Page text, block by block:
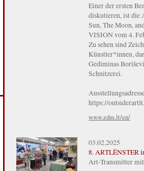
Einer der ersten
diskutieren, ist die
Sun, The Moon,
VISION vom 4.
Zu sehen sind
Künstler*innen,
Gediminas
Schnitzerei.
https://
www.zdm.lt/en/
03.02.2025
8. ARTLËNSTER
Art-Transmitter